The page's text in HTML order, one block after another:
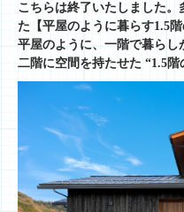
こちらは終了いたしました
た【平屋のように暮らす1.5
平屋のように、一階で暮ら
二階に空間を持たせた “1.5